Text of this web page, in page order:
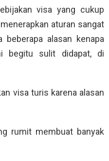
visa yang cukup
aturan sangat
beberapa alasan kenapa
begitu sulit didapat, di
visa turis karena alasan
rumit membuat banyak